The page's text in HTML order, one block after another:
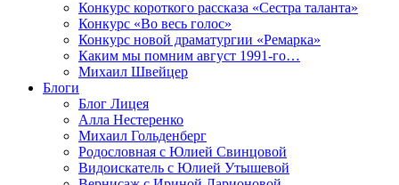
Конкурс короткого рассказа «Сестра таланта»
Конкурс «Во весь голос»
Конкурс новой драматургии «Ремарка»
Каким мы помним август 1991-го…
Михаил Швейцер
Блоги
Блог Лицея
Алла Нестеренко
Михаил Гольденберг
Родословная с Юлией Свинцовой
Видоискатель с Юлией Утышевой